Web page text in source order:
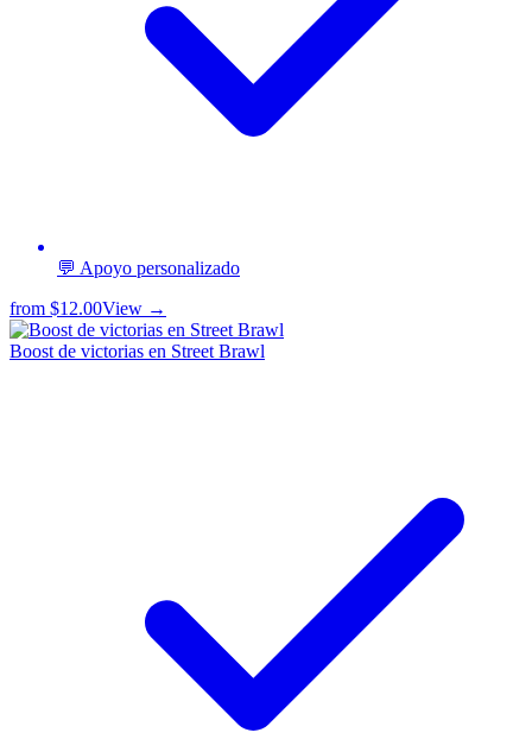
💬 Apoyo personalizado
from $12.00View →
Boost de victorias en Street Brawl